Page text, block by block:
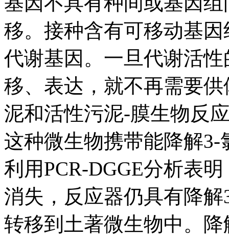
移。接种含有可移动基
代谢基因。一旦代谢活
移、表达，就不再需要
泥和活性污泥-膜生物反
这种微生物携带能降解
利用PCR-DGGE分析表
消失，反应器仍具有降
转移到土著微生物中。